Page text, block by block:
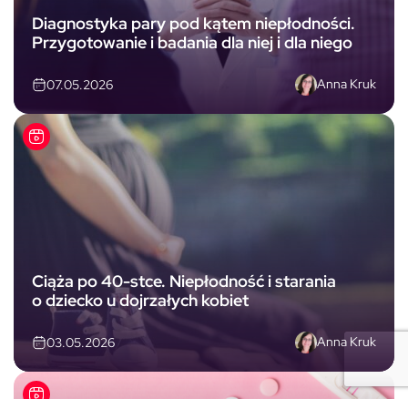
Diagnostyka pary pod kątem niepłodności.
Przygotowanie i badania dla niej i dla niego
07.05.2026 Anna Kruk
Ciąża po 40-stce. Niepłodność i starania
o dziecko u dojrzałych kobiet
03.05.2026 Anna Kruk